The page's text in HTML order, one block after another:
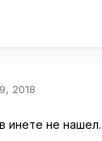
2018
инете не